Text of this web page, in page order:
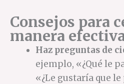
Consejos para
manera
Haz preguntas de
ejemplo, «¿Qué le
«¿Le gustaría que